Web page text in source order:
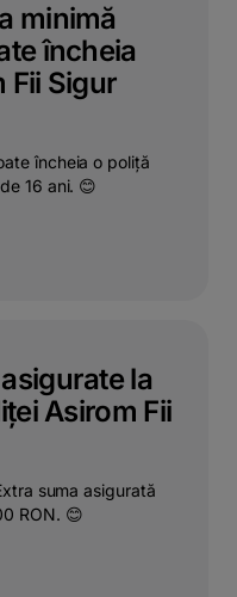
minimă
încheia
Fii Sigur
încheia o poliță
16 ani. 😊
la
Asirom Fii
suma asigurată
RON. 😊